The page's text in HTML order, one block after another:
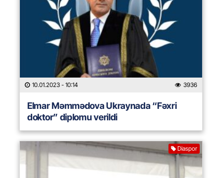
10.01.2023 - 10:14 3936
Elmar Məmmədova Ukraynada “Fəxri
doktor” diplomu verildi
Diaspor